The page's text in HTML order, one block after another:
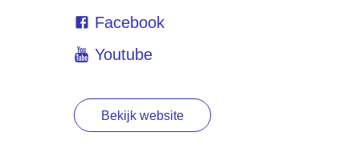
Facebook
Youtube
Bekijk website